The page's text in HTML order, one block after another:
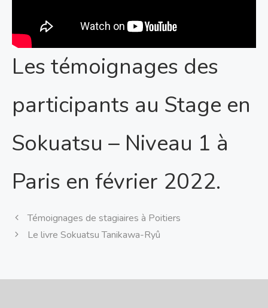
Les témoignages des
participants au Stage en
Sokuatsu – Niveau 1 à
Paris en février 2022.
Témoignages de stagiaires à Poitiers
Le livre Sokuatsu Tanikawa-Ryû